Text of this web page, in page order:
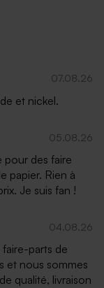
vif
07.08.26
et nickel.
05.08.26
pour des faire
papier. Rien à
Je suis fan !
04.08.26
parts de
et nous sommes
qualité, livraison